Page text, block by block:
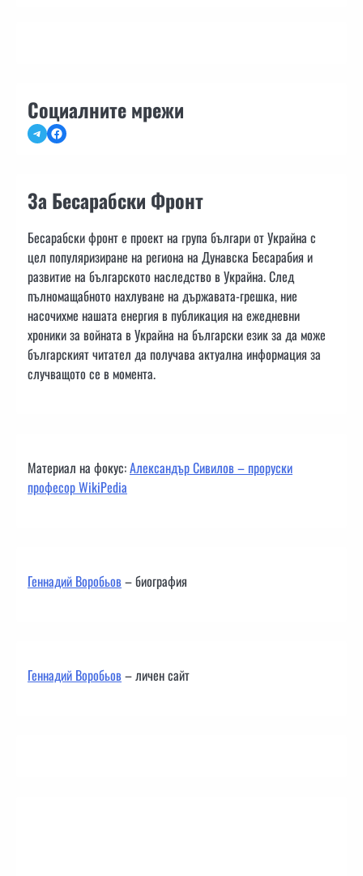
Социалните мрежи
TelegramFacebook
За Бесарабски Фронт
Бесарабски фронт е проект на група българи от Украйна с
цел популяризиране на региона на Дунавска Бесарабия и
развитие на българското наследство в Украйна. След
пълномащабното нахлуване на държавата-грешка, ние
насочихме нашата енергия в публикация на ежедневни
хроники за войната в Украйна на български език за да може
българският читател да получава актуална информация за
случващото се в момента.
Материал на фокус:Александър Сивилов – проруски
професор WikiPedia
Геннадий Воробьов– биография
Геннадий Воробьов– личен сайт